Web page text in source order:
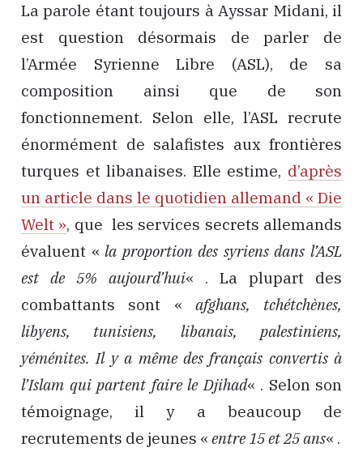
La parole étant toujours à Ayssar Midani, il
est question désormais de parler de
l’Armée Syrienne Libre (ASL), de sa
composition ainsi que de son
fonctionnement. Selon elle, l’ASL recrute
énormément de salafistes aux frontières
turques et libanaises. Elle estime, d’après
un article dans le quotidien allemand « Die
Welt », que les services secrets allemands
évaluent «la proportion des syriens dans l’ASL
est de 5% aujourd’hui« . La plupart des
combattants sont « afghans, tchétchènes,
libyens, tunisiens, libanais, palestiniens,
yéménites. Il y a même des français convertis à
l’Islam qui partent faire le Djihad« . Selon son
témoignage, il y a beaucoup de
recrutements de jeunes « entre 15 et 25 ans« .